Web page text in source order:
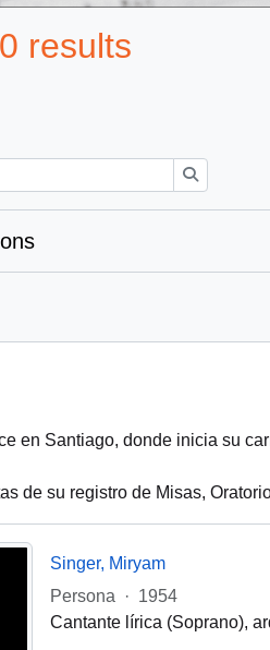
results
en Santiago, donde inicia su
de su registro de Misas,
Singer, Miryam
Persona
· 1954
Cantante lírica (Soprano),